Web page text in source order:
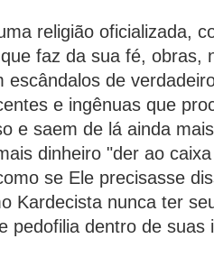
religião oficializada,
faz da sua fé, obras,
escândalos de
e ingênuas que
e saem de lá ainda
dinheiro "der ao
se Ele precisasse
Kardecista nunca ter
pedofilia dentro de suas